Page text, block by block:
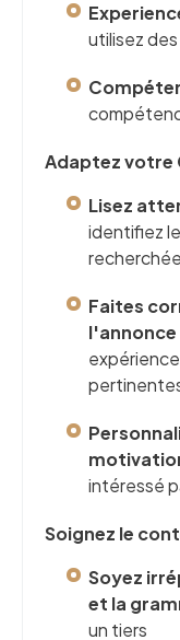
utilisez
Adaptez votre
Lisez
identifiez
Faites
l'annonce
intéressé
Soignez le
Soyez
et la
un tiers